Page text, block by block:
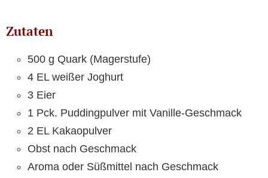
Zutaten
500 g Quark (Magerstufe)
4 EL weißer Joghurt
3 Eier
1 Pck. Puddingpulver mit Vanille-Geschmack
2 EL Kakaopulver
Obst nach Geschmack
Aroma oder Süßmittel nach Geschmack